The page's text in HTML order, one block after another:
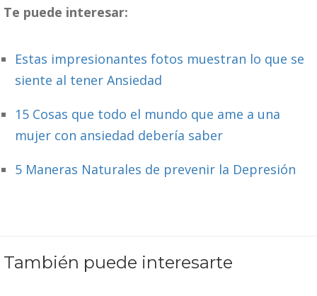
Te puede interesar:
Estas impresionantes fotos muestran lo que se
siente al tener Ansiedad
15 Cosas que todo el mundo que ame a una
mujer con ansiedad debería saber
5 Maneras Naturales de prevenir la Depresión
También puede interesarte